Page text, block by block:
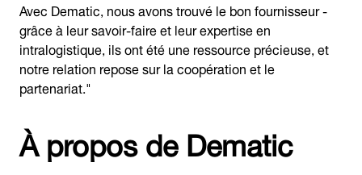
Avec Dematic, nous avons trouvé le bon fournisseur -
grâce à leur savoir-faire et leur expertise en
intralogistique, ils ont été une ressource précieuse, et
notre relation repose sur la coopération et le
partenariat."
À propos de Dematic